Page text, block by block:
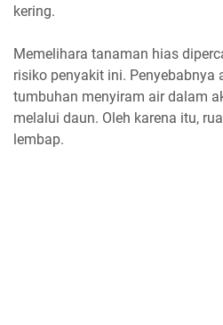
kering.
Memelihara tanaman hias
risiko penyakit ini. Penyebabnya
tumbuhan menyiram air dalam
melalui daun. Oleh karena itu,
lembap.